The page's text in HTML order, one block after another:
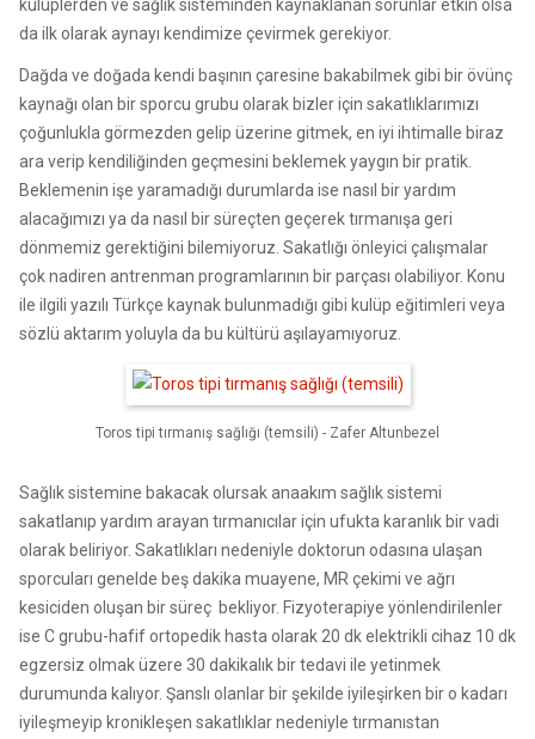
kulüplerden ve sağlık sisteminden kaynaklanan sorunlar etkin olsa
da ilk olarak aynayı kendimize çevirmek gerekiyor.
Dağda ve doğada kendi başının çaresine bakabilmek gibi bir övünç
kaynağı olan bir sporcu grubu olarak bizler için sakatlıklarımızı
çoğunlukla görmezden gelip üzerine gitmek, en iyi ihtimalle biraz
ara verip kendiliğinden geçmesini beklemek yaygın bir pratik.
Beklemenin işe yaramadığı durumlarda ise nasıl bir yardım
alacağımızı ya da nasıl bir süreçten geçerek tırmanışa geri
dönmemiz gerektiğini bilemiyoruz. Sakatlığı önleyici çalışmalar
çok nadiren antrenman programlarının bir parçası olabiliyor. Konu
ile ilgili yazılı Türkçe kaynak bulunmadığı gibi kulüp eğitimleri veya
sözlü aktarım yoluyla da bu kültürü aşılayamıyoruz.
Toros tipi tırmanış sağlığı (temsili) - Zafer Altunbezel
Sağlık sistemine bakacak olursak anaakım sağlık sistemi
sakatlanıp yardım arayan tırmanıcılar için ufukta karanlık bir vadi
olarak beliriyor. Sakatlıkları nedeniyle doktorun odasına ulaşan
sporcuları genelde beş dakika muayene, MR çekimi ve ağrı
kesiciden oluşan bir süreç bekliyor. Fizyoterapiye yönlendirilenler
ise C grubu-hafif ortopedik hasta olarak 20 dk elektrikli cihaz 10 dk
egzersiz olmak üzere 30 dakikalık bir tedavi ile yetinmek
durumunda kalıyor. Şanslı olanlar bir şekilde iyileşirken bir o kadarı
iyileşmeyip kronikleşen sakatlıklar nedeniyle tırmanıstan